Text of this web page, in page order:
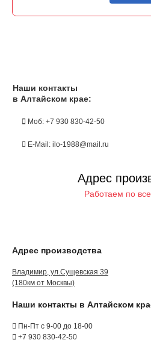
Наши контакты
в Алтайском крае:
Моб: +7 930 830-42-50
E-Mail: ilo-1988@mail.ru
Адрес
Работаем по
Адрес производства
Владимир, ул.Сущевская 39
(180км от Москвы)
Наши контакты в Алтайском
Пн-Пт с 9-00 до 18-00
+7 930 830-42-50